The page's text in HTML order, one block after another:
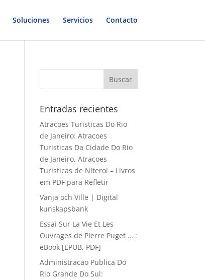
Soluciones Servicios Contacto
Entradas recientes
Atracoes Turisticas Do Rio
de Janeiro: Atracoes
Turisticas Da Cidade Do Rio
de Janeiro, Atracoes
Turisticas de Niteroi – Livros
em PDF para Refletir
Vanja och Ville | Digital
kunskapsbank
Essai Sur La Vie Et Les
Ouvrages de Pierre Puget … :
eBook [EPUB, PDF]
Administracao Publica Do
Rio Grande Do Sul: